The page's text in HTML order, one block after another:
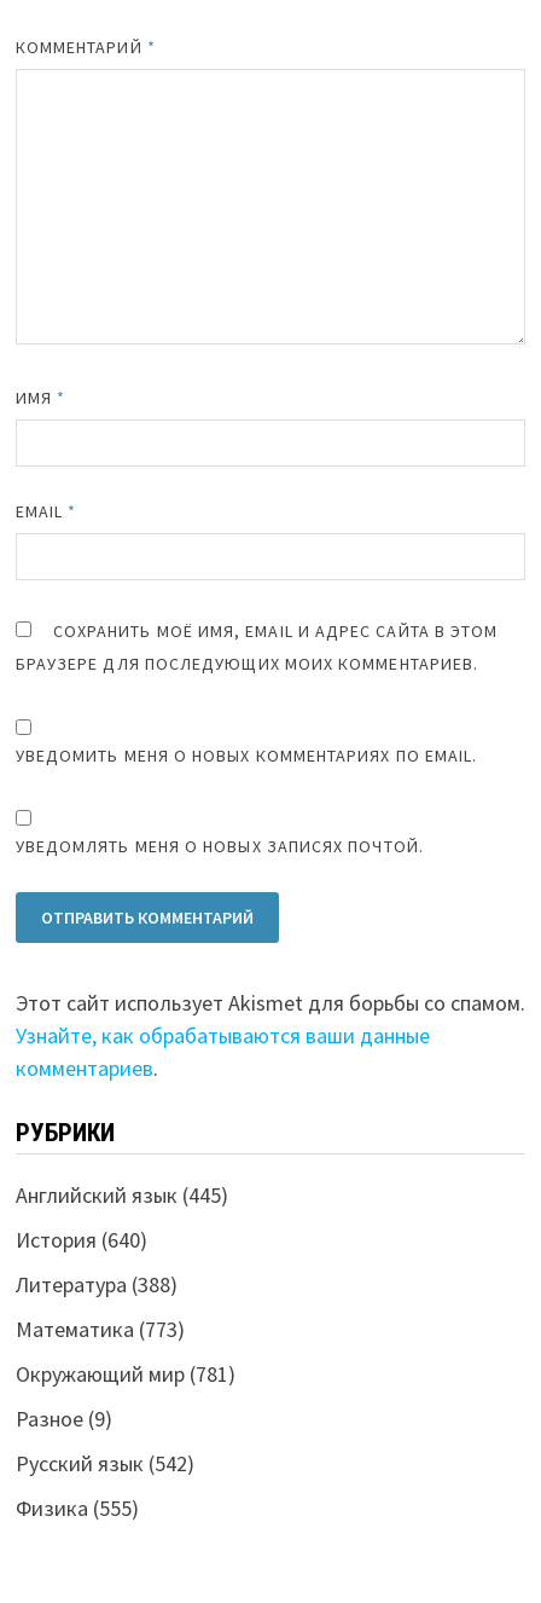
КОММЕНТАРИЙ *
ИМЯ *
EMAIL *
СОХРАНИТЬ МОЁ ИМЯ, EMAIL И АДРЕС САЙТА В ЭТОМ
БРАУЗЕРЕ ДЛЯ ПОСЛЕДУЮЩИХ МОИХ КОММЕНТАРИЕВ.
УВЕДОМИТЬ МЕНЯ О НОВЫХ КОММЕНТАРИЯХ ПО EMAIL.
УВЕДОМЛЯТЬ МЕНЯ О НОВЫХ ЗАПИСЯХ ПОЧТОЙ.
Этот сайт использует Akismet для борьбы со спамом.
Узнайте, как обрабатываются ваши данные
комментариев.
РУБРИКИ
Английский язык (445)
История (640)
Литература (388)
Математика (773)
Окружающий мир(781)
Разное(9)
Русский язык (542)
Физика (555)